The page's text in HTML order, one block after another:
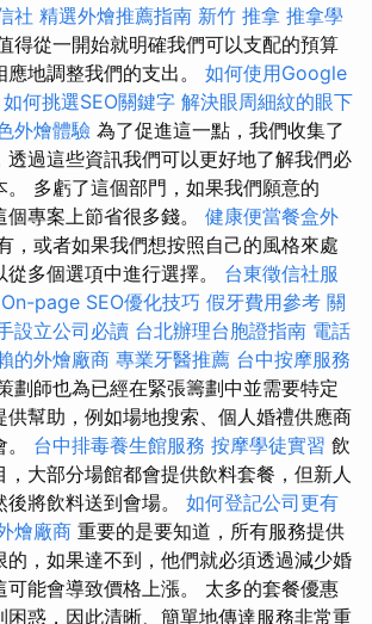
社 精選外燴推薦指南 新竹 推拿 推拿學
得從一開始就明確我們可以支配的預算
地調整我們的支出。 如何使用Google
如何挑選SEO關鍵字 解決眼周細紋的眼下
外燴體驗 為了促進這一點，我們收集了
透過這些資訊我們可以更好地了解我們必
。 多虧了這個部門，如果我們願意的
專案上節省很多錢。 健康便當餐盒外
，或者如果我們想按照自己的風格來處
多個選項中進行選擇。 台東徵信社服
On-page SEO優化技巧 假牙費用參考 關
設立公司必讀 台北辦理台胞證指南 電話
的外燴廠商 專業牙醫推薦 台中按摩服務
劃師也為已經在緊張籌劃中並需要特定
供幫助，例如場地搜索、個人婚禮供應商
台中排毒養生館服務 按摩學徒實習 飲
，大部分場館都會提供飲料套餐，但新人
將飲料送到會場。 如何登記公司更有
燴廠商 重要的是要知道，所有服務提供
的，如果達不到，他們就必須透過減少婚
可能會導致價格上漲。 太多的套餐優惠
困惑，因此清晰、簡單地傳達服務非常重